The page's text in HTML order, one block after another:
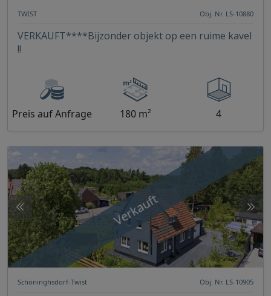
TWIST Obj. Nr. LS-10880
VERKAUFT****Bijzonder objekt op een ruime kavel
!!
Preis auf Anfrage 180 m² 4
Verkauft
Schöninghsdorf-Twist Obj. Nr. LS-10905